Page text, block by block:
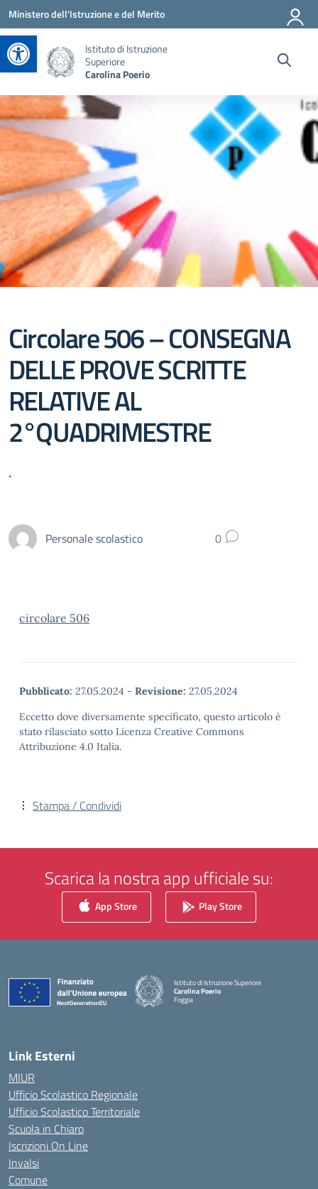
Apri la barra degli strumenti
Vai ai contenuti
Vai al menu di navigazione
Vai al footer
Ministero dell'Istruzione e del Merito
Istituto di Istruzione
Superiore
Carolina Poerio
Circolare 506 – CONSEGNA
DELLE PROVE SCRITTE
RELATIVE AL
2°QUADRIMESTRE
.
Personale scolastico 0
circolare 506
Pubblicato: 27.05.2024 - Revisione: 27.05.2024
Eccetto dove diversamente specificato, questo articolo è
stato rilasciato sotto Licenza Creative Commons
Attribuzione 4.0 Italia.
Stampa / Condividi
Scarica la nostra app ufficiale su:
App Store Play Store
Istituto di Istruzione Superiore
Carolina Poerio
Foggia
— Visita la pagina iniziale della scuola
Link Esterni
MIUR
Ufficio Scolastico Regionale
Ufficio Scolastico Territoriale
Scuola in Chiaro
Iscrizioni On Line
Invalsi
Comune